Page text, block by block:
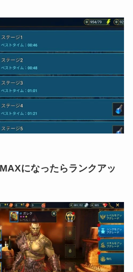
になったらランクアッ